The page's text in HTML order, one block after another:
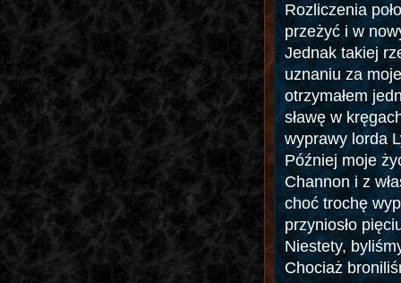
Rozliczenia
przeżyć i w
Jednak takiej
uznaniu za
otrzymałem
sławę w
wyprawy lorda
Później moje
Channon i z
choć trochę
przyniosło
Niestety,
Chociaż